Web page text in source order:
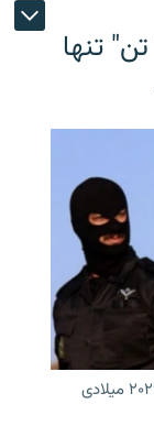
موج تازه اعدام‌ها در ایران؛ "۷۱ تن" تنها
سازمان حقوق بشر ایران در هفت ماه نخست سال ۲۰۲۶ میلادی